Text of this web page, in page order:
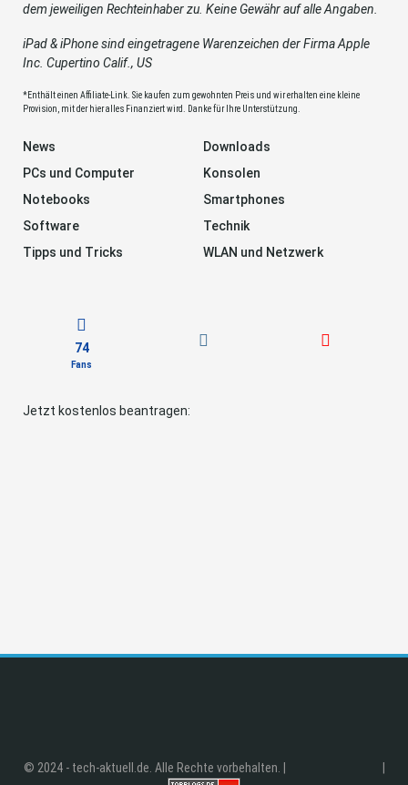
dem jeweiligen Rechteinhaber zu. Keine Gewähr auf alle Angaben.
iPad & iPhone sind eingetragene Warenzeichen der Firma Apple
Inc. Cupertino Calif., US
*Enthält einen Affiliate-Link. Sie kaufen zum gewohnten Preis und wir erhalten eine kleine
Provision, mit der hier alles Finanziert wird. Danke für Ihre Unterstützung.
News
Downloads
PCs und Computer
Konsolen
Notebooks
Smartphones
Software
Technik
Tipps und Tricks
WLAN und Netzwerk
74
Fans
Jetzt kostenlos beantragen:
© 2024 - tech-aktuell.de. Alle Rechte vorbehalten. |